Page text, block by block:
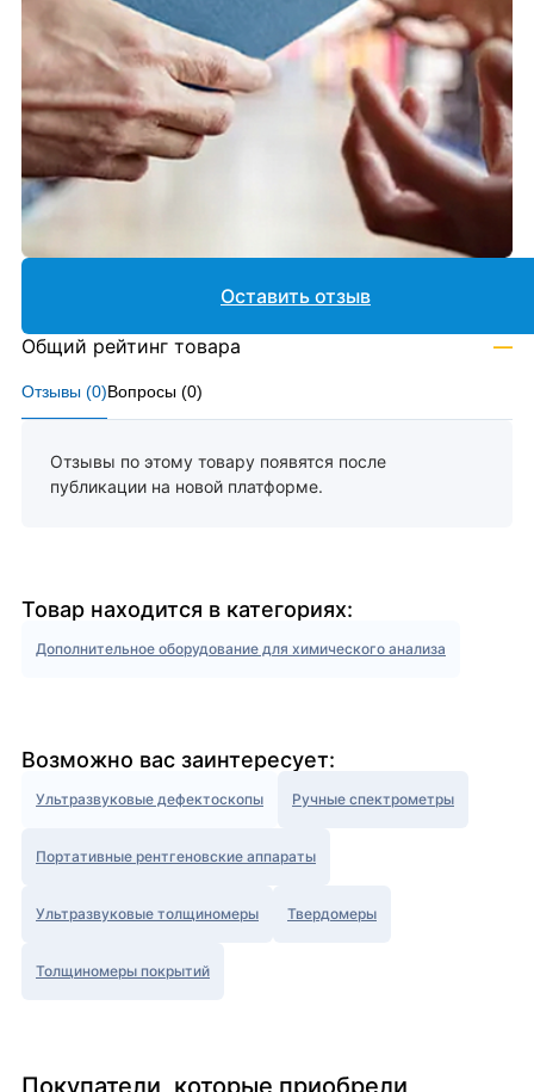
Отзывы (0)Вопросы (0)
Отзывы по этому товару появятся после
публикации на новой платформе.
Оставить отзыв
Общий рейтинг товара —
Товар находится в категориях:
Дополнительное оборудование для химического анализа
Возможно вас заинтересует:
Ультразвуковые дефектоскопы Ручные спектрометры
Портативные рентгеновские аппараты
Ультразвуковые толщиномеры Твердомеры
Толщиномеры покрытий
Покупатели, которые приобрели